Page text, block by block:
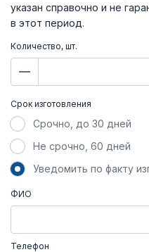
указан справочно и не
в этот период.
Количество, шт.
Срок изготовления
Срочно, до 30 дней
Не срочно, 60 дней
Уведомить по факту
ФИО
Телефон